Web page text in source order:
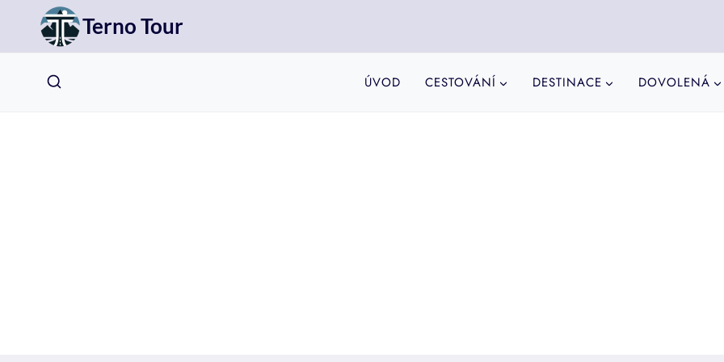
Přeskočit
obsah
Terno Tour
ÚVOD CESTOVÁNÍ DESTINACE DOVOLENÁ